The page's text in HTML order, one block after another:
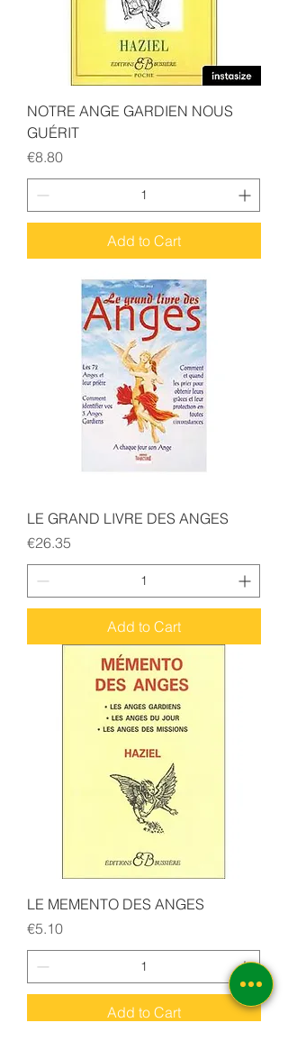
NOTRE ANGE GARDIEN NOUS
GUÉRIT
Price
€8.80
Add to Cart
LE GRAND LIVRE DES ANGES
Price
€26.35
Add to Cart
LE MEMENTO DES ANGES
Price
€5.10
Add to Cart